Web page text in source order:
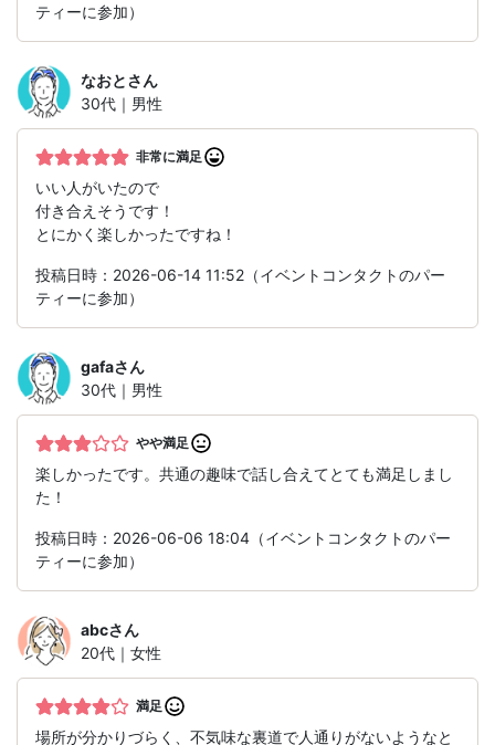
ティーに参加）
なおとさん
30代｜男性
非常に満足
いい人がいたので
付き合えそうです！
とにかく楽しかったですね！
投稿日時：2026-06-14 11:52（イベントコンタクトのパー
ティーに参加）
gafaさん
30代｜男性
やや満足
楽しかったです。共通の趣味で話し合えてとても満足しまし
た！
投稿日時：2026-06-06 18:04（イベントコンタクトのパー
ティーに参加）
abcさん
20代｜女性
満足
場所が分かりづらく、不気味な裏道で人通りがないようなと